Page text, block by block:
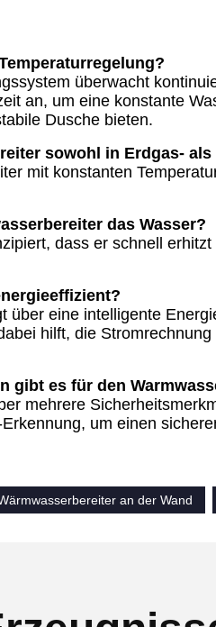
überwacht
an, um eine konstante
Dusche bieten.
sowohl in Erdgas-
mit konstanten
das Wasser?
dass er schnell
über eine intelligente
hilft, die
gibt es für den
mehrere
um einen
an der Wand